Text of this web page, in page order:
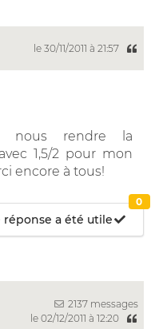
le 30/11/2011 à 21:57
nous rendre la
1,5/2 pour mon
encore à tous!
réponse a été utile
0
2137 messages
le 02/12/2011 à 12:20